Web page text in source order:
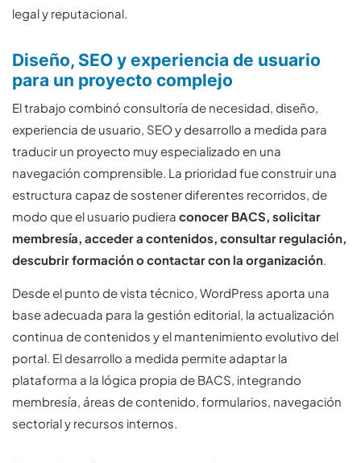
legal y reputacional.
Diseño, SEO y experiencia de usuario
para un proyecto complejo
El trabajo combinó consultoría de necesidad, diseño,
experiencia de usuario, SEO y desarrollo a medida para
traducir un proyecto muy especializado en una
navegación comprensible. La prioridad fue construir una
estructura capaz de sostener diferentes recorridos, de
modo que el usuario pudiera conocer BACS, solicitar
membresía, acceder a contenidos, consultar regulación,
descubrir formación o contactar con la organización.
Desde el punto de vista técnico, WordPress aporta una
base adecuada para la gestión editorial, la actualización
continua de contenidos y el mantenimiento evolutivo del
portal. El desarrollo a medida permite adaptar la
plataforma a la lógica propia de BACS, integrando
membresía, áreas de contenido, formularios, navegación
sectorial y recursos internos.